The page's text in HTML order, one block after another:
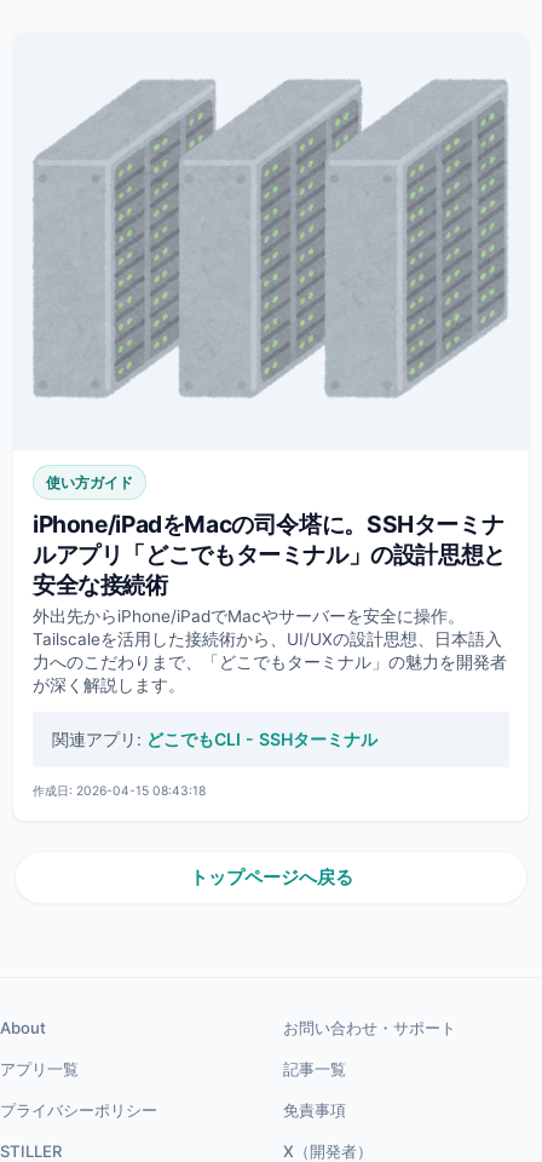
使い方ガイド
iPhone/iPadをMacの司令塔に。SSHターミナ
ルアプリ「どこでもターミナル」の設計思想と
安全な接続術
外出先からiPhone/iPadでMacやサーバーを安全に操作。
Tailscaleを活用した接続術から、UI/UXの設計思想、日本語入
力へのこだわりまで、「どこでもターミナル」の魅力を開発者
が深く解説します。
関連アプリ: どこでもCLI - SSHターミナル
作成日: 2026-04-15 08:43:18
トップページへ戻る
About お問い合わせ・サポート
アプリ一覧 記事一覧
プライバシーポリシー 免責事項
STILLER X（開発者）